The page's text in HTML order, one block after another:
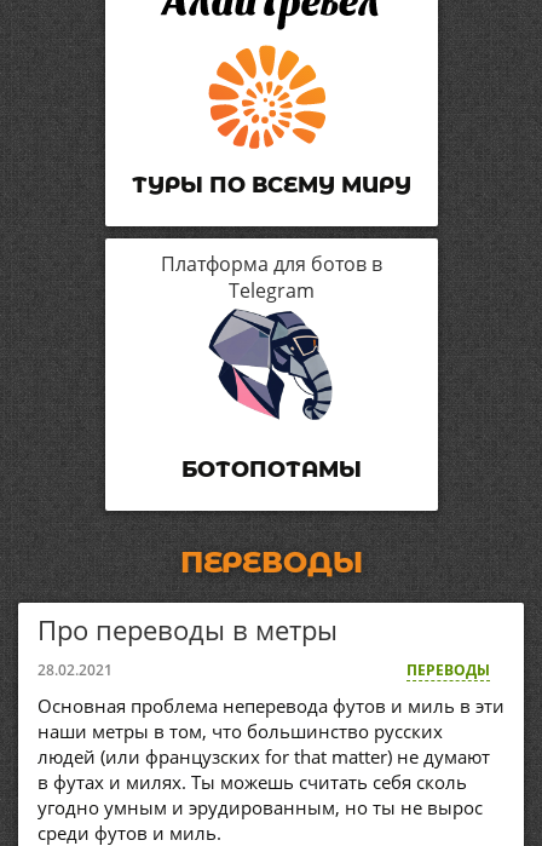
ТУРЫ ПО ВСЕМУ МИРУ
Платформа для ботов в
Telegram
БОТОПОТАМЫ
ПЕРЕВОДЫ
Про переводы в метры
28.02.2021 ПЕРЕВОДЫ
Основная проблема неперевода футов и миль в эти
наши метры в том, что большинство русских
людей (или французских for that matter) не думают
в футах и милях. Ты можешь считать себя сколь
угодно умным и эрудированным, но ты не вырос
среди футов и миль.